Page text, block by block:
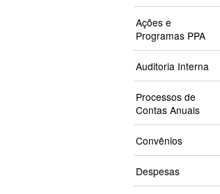
Ações e
Programas PPA
Auditoria Interna
Processos de
Contas Anuais
Convênios
Despesas